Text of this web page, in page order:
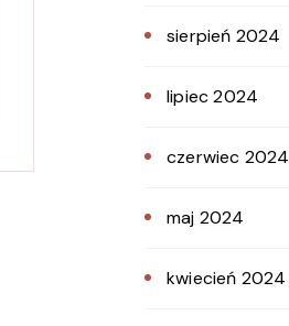
sierpień 2024
lipiec 2024
czerwiec 2024
maj 2024
kwiecień 2024